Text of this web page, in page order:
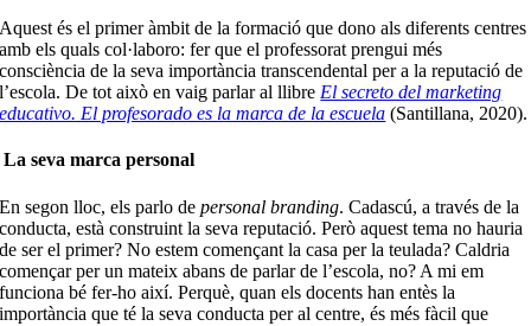
Aquest és el primer àmbit de la formació que dono als diferents centres
amb els quals col·laboro: fer que el professorat prengui més
consciència de la seva importància transcendental per a la reputació de
l’escola. De tot això en vaig parlar al llibre El secreto del marketing
educativo. El profesorado es la marca de la escuela (Santillana, 2020).
La seva marca personal
En segon lloc, els parlo de personal branding. Cadascú, a través de la
conducta, està construint la seva reputació. Però aquest tema no hauria
de ser el primer? No estem començant la casa per la teulada? Caldria
començar per un mateix abans de parlar de l’escola, no? A mi em
funciona bé fer-ho així. Perquè, quan els docents han entès la
importància que té la seva conducta per al centre, és més fàcil que